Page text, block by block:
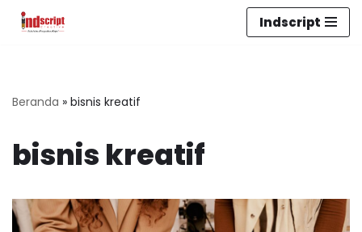
Indscript
Beranda » bisnis kreatif
bisnis kreatif